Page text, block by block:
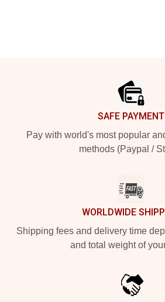
SAFE PAYMENT
Pay with world's most popular
methods (Paypal /
WORLDWIDE
Shipping fees and delivery time
and total weight of